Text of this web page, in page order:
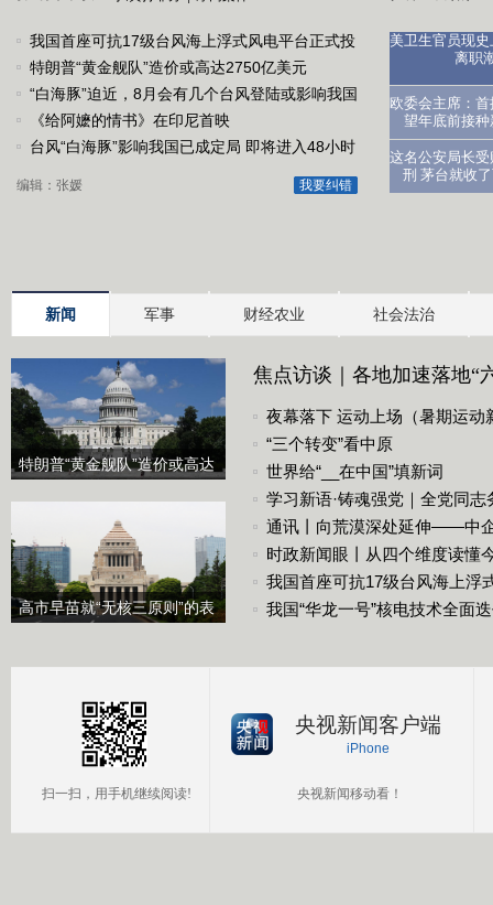
我国首座可抗17级台风海上浮式风电平台正式投
运
特朗普“黄金舰队”造价或高达2750亿美元
“白海豚”迫近，8月会有几个台风登陆或影响我国
《给阿嬷的情书》在印尼首映
台风“白海豚”影响我国已成定局 即将进入48小时
我要纠错
编辑：张媛
美卫生官员现
离职
医生：让
欧委会主席：
望年底前接
这名公安局长
刑 茅台就收
新闻 军事 财经农业 社会法治
特朗普“黄金舰队”造价或高达
高市早苗就“无核三原则”的表
焦点访谈｜各地加速落地“
化战略底座
夜幕落下 运动上场（暑期运动
“三个转变”看中原
世界给“__在中国”填新词
学习新语·铸魂强党｜全党同
通讯丨向荒漠深处延伸——中
时政新闻眼丨从四个维度读懂
我国首座可抗17级台风海上浮
我国“华龙一号”核电技术全面
扫一扫，用手机继续阅读!
央视新闻客户端
iPhone
央视新闻移动看！